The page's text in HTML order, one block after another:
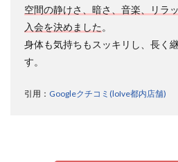
空間の静けさ、暗さ、音楽、リラ
入会を決めました。
身体も気持ちもスッキリし、長く
す。
引用： Googleクチコミ(loIve都内店舗)